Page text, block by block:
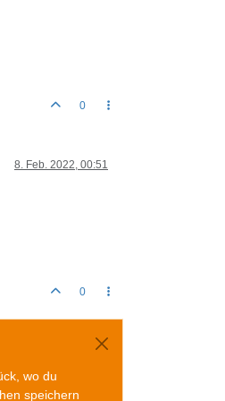
0
8. Feb. 2022, 00:51
0
wo du
speichern